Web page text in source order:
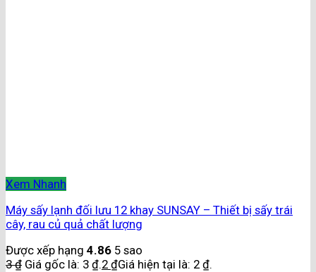
Xem Nhanh
Máy sấy lạnh đối lưu 12 khay SUNSAY – Thiết bị sấy trái
cây, rau củ quả chất lượng
Được xếp hạng 4.86 5 sao
3₫ Giá gốc là: 3 ₫.2 ₫Giá hiện tại là: 2 ₫.